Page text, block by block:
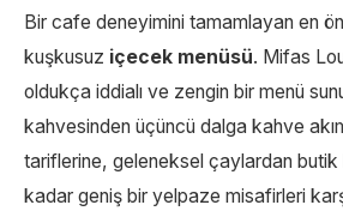
Bir cafe deneyimini tamamlayan en
kuşkusuz içecek menüsü. Mifas
oldukça iddialı ve zengin bir menü
kahvesinden üçüncü dalga kahve
tariflerine, geleneksel çaylardan
kadar geniş bir yelpaze misafirleri